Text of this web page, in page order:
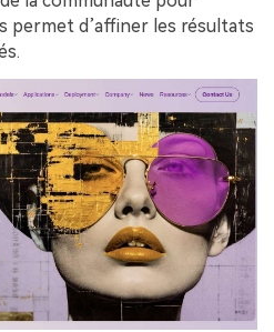
permet d’affiner les résultats